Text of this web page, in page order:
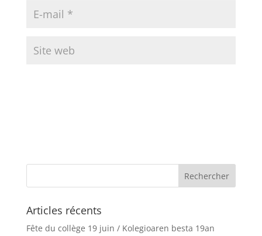
Articles récents
Fête du collège 19 juin / Kolegioaren besta 19an